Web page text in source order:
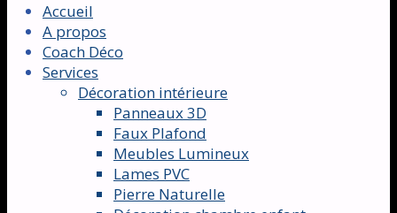
Accueil
A propos
Coach Déco
Services
Décoration intérieure
Panneaux 3D
Faux Plafond
Meubles Lumineux
Lames PVC
Pierre Naturelle